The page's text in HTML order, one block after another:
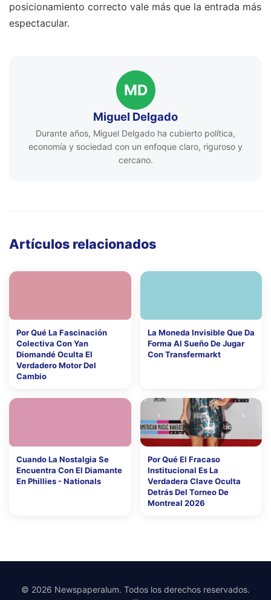
posicionamiento correcto vale más que la entrada más
espectacular.
MD
Miguel Delgado
Durante años, Miguel Delgado ha cubierto política,
economía y sociedad con un enfoque claro, riguroso y
cercano.
Artículos relacionados
Por Qué La Fascinación
Colectiva Con Yan
Diomandé Oculta El
Verdadero Motor Del
Cambio
La Moneda Invisible Que Da
Forma Al Sueño De Jugar
Con Transfermarkt
Cuando La Nostalgia Se
Encuentra Con El Diamante
En Phillies - Nationals
Por Qué El Fracaso
Institucional Es La
Verdadera Clave Oculta
Detrás Del Torneo De
Montreal 2026
© 2026 Newspaperalum. Todos los derechos reservados.